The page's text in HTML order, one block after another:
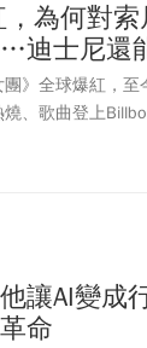
，為何對
迪士尼還
》全球爆紅，
、歌曲登上
》龐大的周邊收
選擇將其轉賣給
《Kpop 獵魔女
，更具備發展成
現慘淡，面對《
讓AI變
命